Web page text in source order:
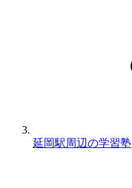
延岡駅周辺の学習塾